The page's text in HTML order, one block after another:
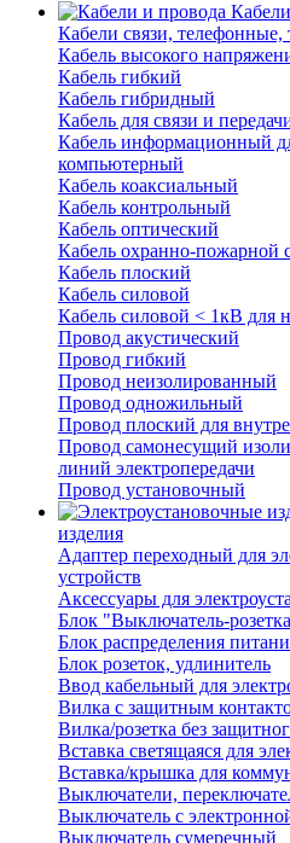
Кабели связи,
Кабель высокого
Кабель гибкий
Кабель гибридный
Кабель для связи и
Кабель информационный
компьютерный
Кабель коаксиальный
Кабель контрольный
Кабель оптический
Кабель охранно-пожарной
Кабель плоский
Кабель силовой
Кабель силовой < 1кВ для
Провод акустический
Провод гибкий
Провод неизолированный
Провод одножильный
Провод плоский для
Провод самонесущий
линий электропередачи
Провод установочный
изделия
Адаптер переходный для
устройств
Аксессуары для
Блок "Выключатель-
Блок распределения
Блок розеток, удлинитель
Ввод кабельный для
Вилка с защитным
Вилка/розетка без
Вставка светящаяся для
Вставка/крышка для
Выключатели,
Выключатель с
Выключатель сумеречный